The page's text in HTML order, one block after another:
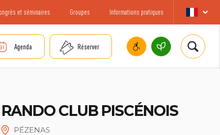
et séminaires Groupes Informations pratiques
Agenda Réserver
RANDO CLUB PISCÉNOIS
PÉZENAS